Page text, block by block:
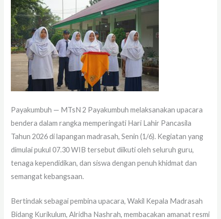
Payakumbuh — MTsN 2 Payakumbuh melaksanakan upacara
bendera dalam rangka memperingati Hari Lahir Pancasila
Tahun 2026 di lapangan madrasah, Senin (1/6). Kegiatan yang
dimulai pukul 07.30 WIB tersebut diikuti oleh seluruh guru,
tenaga kependidikan, dan siswa dengan penuh khidmat dan
semangat kebangsaan.
Bertindak sebagai pembina upacara, Wakil Kepala Madrasah
Bidang Kurikulum, Alridha Nashrah, membacakan amanat resmi